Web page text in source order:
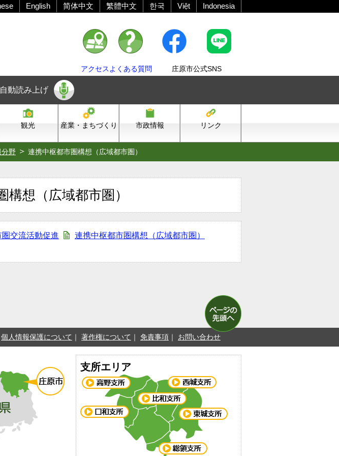
English 简体中文 繁體中文 한국 Việt Indonesia
アクセス よくある質問 庄原市公式SNS
動読み上げ
観光 産業・まちづくり 市政情報 リンク
分野 連携中枢都市圏構想（広域都市圏）
構想（広域都市圏）
交流活動促進
連携中枢都市圏構想（広域都市圏）
個人情報保護について 著作権について 免責事項 お問い合わせ
支所エリア